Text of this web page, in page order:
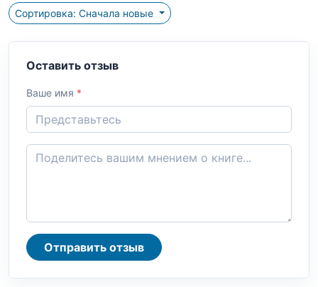
Сортировка: Сначала новые
Оставить отзыв
Ваше имя *
Отправить отзыв